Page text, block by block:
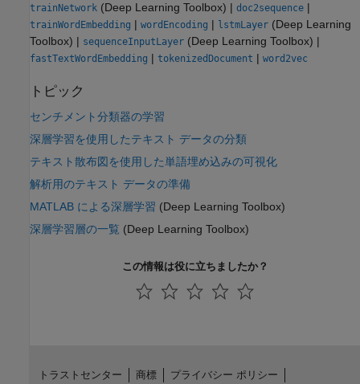
trainNetwork (Deep Learning Toolbox) | doc2sequence |
trainWordEmbedding | wordEncoding | lstmLayer (Deep Learning
Toolbox) | sequenceInputLayer (Deep Learning Toolbox) |
fastTextWordEmbedding | tokenizedDocument | word2vec
トピック
センチメント分類器の学習
深層学習を使用したテキスト データの分類
テキスト散布図を使用した単語埋め込みの可視化
解析用のテキスト データの準備
MATLAB による深層学習 (Deep Learning Toolbox)
深層学習層の一覧 (Deep Learning Toolbox)
この情報は役に立ちましたか？
トラストセンター 商標 プライバシー ポリシー